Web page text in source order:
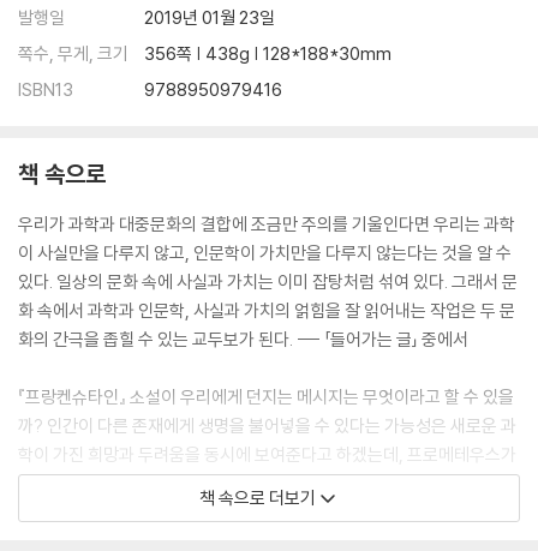
발행일
2019년 01월 23일
쪽수, 무게, 크기
356쪽 | 438g | 128*188*30mm
ISBN13
9788950979416
책 속으로
우리가 과학과 대중문화의 결합에 조금만 주의를 기울인다면 우리는 과학
이 사실만을 다루지 않고, 인문학이 가치만을 다루지 않는다는 것을 알 수
있다. 일상의 문화 속에 사실과 가치는 이미 잡탕처럼 섞여 있다. 그래서 문
화 속에서 과학과 인문학, 사실과 가치의 얽힘을 잘 읽어내는 작업은 두 문
화의 간극을 좁힐 수 있는 교두보가 된다. --- 「들어가는 글」 중에서
『프랑켄슈타인』 소설이 우리에게 던지는 메시지는 무엇이라고 할 수 있을
까? 인간이 다른 존재에게 생명을 불어넣을 수 있다는 가능성은 새로운 과
학이 가진 희망과 두려움을 동시에 보여준다고 하겠는데, 프로메테우스가
신의 영역이었던 불을 인간과 공유한 것처럼 프랑켄슈타인 역시 일종의 금
기에 도전하며 인간이 접근할 수 없었던 지식을 얻으려는 갈망을가진 인물
책 속으로 더보기